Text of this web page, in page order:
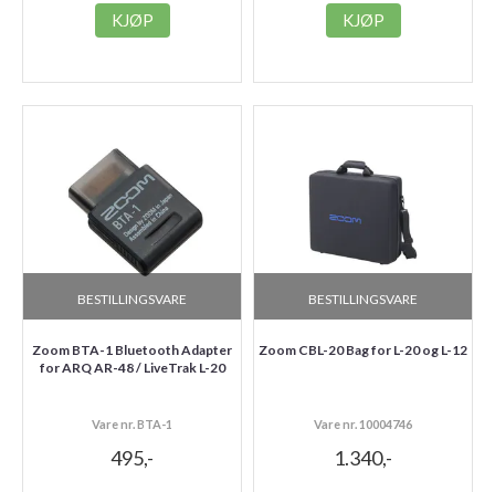
KJØP KJØP
BESTILLINGSVARE
Zoom BTA-1 Bluetooth Adapter
for ARQ AR-48 / LiveTrak L-20
Vare nr. BTA-1
495,-
BESTILLINGSVARE
Zoom CBL-20 Bag for L-20 og L-12
Vare nr. 10004746
1.340,-